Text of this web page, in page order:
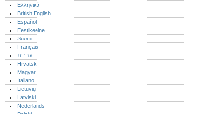
Ελληνικά
British English
Español
Eestikeelne
Suomi
Français
עברית
Hrvatski
Magyar
Italiano
Lietuvių
Latviski
Nederlands